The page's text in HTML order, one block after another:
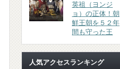
英祖（ヨンジ
ョ）の正体！朝
鮮王朝を５２年
間も守った王
人気アクセスランキング